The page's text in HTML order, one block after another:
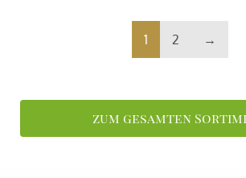
1 2 →
zum gesamten